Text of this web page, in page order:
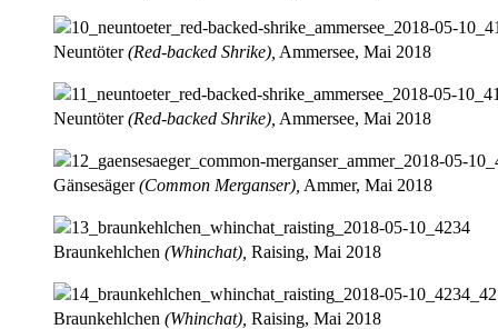
Neuntöter(Red-backed Shrike), Ammersee, Mai 2018
Neuntöter(Red-backed Shrike), Ammersee, Mai 2018
Gänsesäger(Common Merganser), Ammer, Mai 2018
Braunkehlchen (Whinchat), Raising, Mai 2018
Braunkehlchen (Whinchat), Raising, Mai 2018